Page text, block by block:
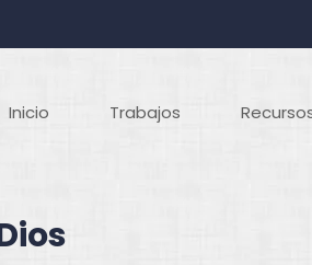
Inicio Trabajos